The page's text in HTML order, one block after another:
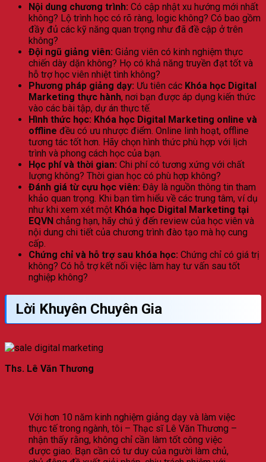
Nội dung chương trình: Có cập nhật xu hướng mới nhất
không? Lộ trình học có rõ ràng, logic không? Có bao gồm
đầy đủ các kỹ năng quan trọng như đã đề cập ở trên
không?
Đội ngũ giảng viên: Giảng viên có kinh nghiệm thực
chiến dày dặn không? Họ có khả năng truyền đạt tốt và
hỗ trợ học viên nhiệt tình không?
Phương pháp giảng dạy: Ưu tiên các Khóa học Digital
Marketing thực hành, nơi bạn được áp dụng kiến thức
vào các bài tập, dự án thực tế.
Hình thức học: Khóa học Digital Marketing online và
offline đều có ưu nhược điểm. Online linh hoạt, offline
tương tác tốt hơn. Hãy chọn hình thức phù hợp với lịch
trình và phong cách học của bạn.
Học phí và thời gian: Chi phí có tương xứng với chất
lượng không? Thời gian học có phù hợp không?
Đánh giá từ cựu học viên: Đây là nguồn thông tin tham
khảo quan trọng. Khi bạn tìm hiểu về các trung tâm, ví dụ
như khi xem xét một Khóa học Digital Marketing tại
EQVN chẳng hạn, hãy chú ý đến review của học viên và
nội dung chi tiết của chương trình đào tạo mà họ cung
cấp.
Chứng chỉ và hỗ trợ sau khóa học: Chứng chỉ có giá trị
không? Có hỗ trợ kết nối việc làm hay tư vấn sau tốt
nghiệp không?
Lời Khuyên Chuyên Gia
Ths. Lê Văn Thương
Với hơn 10 năm kinh nghiệm giảng dạy và làm việc
thực tế trong ngành, tôi – Thạc sĩ Lê Văn Thương –
nhận thấy rằng, không chỉ cần làm tốt công việc
được giao. Bạn cần có tư duy của người làm chủ,